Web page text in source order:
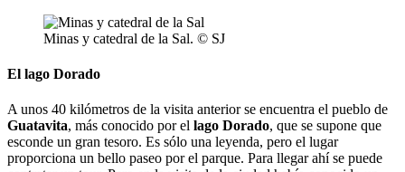
Minas y catedral de la Sal. © SJ
El lago Dorado
A unos 40 kilómetros de la visita anterior se encuentra el pueblo de
Guatavita, más conocido por el lago Dorado, que se supone que
esconde un gran tesoro. Es sólo una leyenda, pero el lugar
proporciona un bello paseo por el parque. Para llegar ahí se puede